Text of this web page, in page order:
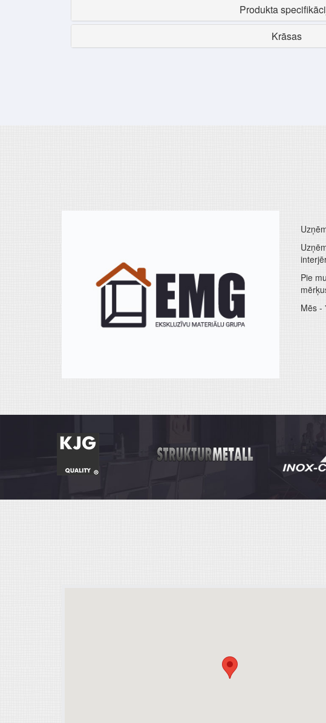
Produkta
Krāsas
Pie
Mēs -